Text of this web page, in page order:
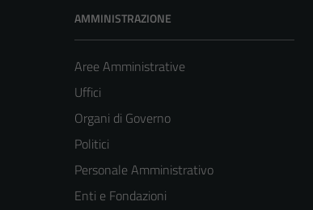
AMMINISTRAZIONE
Aree Amministrative
Uffici
Organi di Governo
Politici
Personale Amministrativo
Enti e Fondazioni